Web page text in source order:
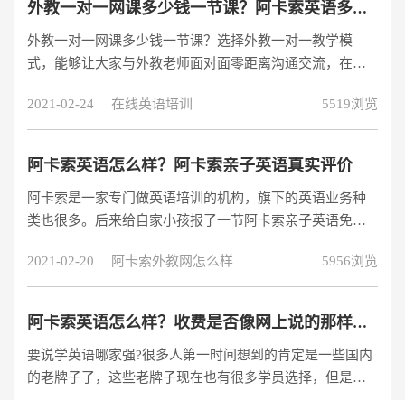
最近很多在讨论阿卡索英语官网里面的内容靠谱不靠谱，
我也希望自己的了解能帮助到大家。一、阿卡索官网介绍
大家如果想要了解一个英语培训机构，肯定是先
外教一对一网课多少钱一节课？阿卡索英语多少钱？
外教一对一网课多少钱一节课？选择外教一对一教学模
式，能够让大家与外教老师面对面零距离沟通交流，在实
员学英语，外教一对一的课程都是比较好的选择，但是外
教一对一网课多少钱一节课？英语外教一对一这种教学模
表达自己的缺点，给予了学员其充分表达自己的机会。人
性化课程安排在外教一对一教学模式下，外教老师能够及
时掌握学员的学习状况、了解学员的学习习惯，
2021-02-24 在线英语培训 5519浏览
阿卡索英语怎么样？阿卡索亲子英语真实评价
阿卡索是一家专门做英语培训的机构，旗下的英语业务种
类也很多。后来给自家小孩报了一节阿卡索亲子英语免费
英语怎么样，我这里想从四个角度去回答。
2021-02-20 阿卡索外教网怎么样 5956浏览
阿卡索英语怎么样？收费是否像网上说的那样这么便宜？
要说学英语哪家强?很多人第一时间想到的肯定是一些国内
的老牌子了，这些老牌子现在也有很多学员选择，但是现